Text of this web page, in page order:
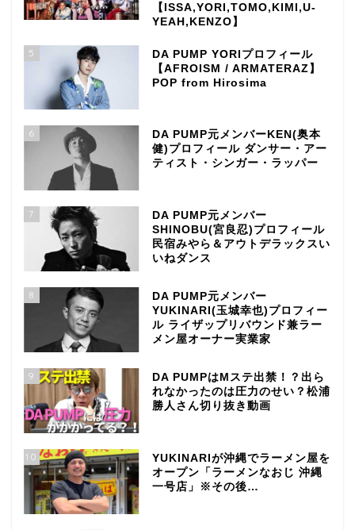
【ISSA,YORI,TOMO,KIMI,U-
YEAH,KENZO】
5
DA PUMP YORIプロフィール
【AFROISM / ARMATERAZ】
POP from Hirosima
6
DA PUMP元メンバーKEN(奥本
健)プロフィール ダンサー・アー
ティスト・シンガー・ラッパー
7
DA PUMP元メンバー
SHINOBU(宮良忍)プロフィール
民宿みやら＆アウトデラックスい
いねダンス
8
DA PUMP元メンバー
YUKINARI(玉城幸也)プロフィー
ル ライザップリバウンド兼ラー
メン屋オーナー実業家
9
DA PUMPはMステ出禁！？出ら
れなかったのは圧力のせい？松浦
勝人さん切り抜き動画
10
YUKINARIが沖縄でラーメン屋を
オープン「ラーメンなおじ 沖縄
一号店」※その後…